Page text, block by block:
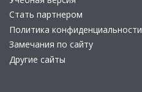
Стать партнером
Политика конфиденциальности
Замечания по сайту
Другие сайты